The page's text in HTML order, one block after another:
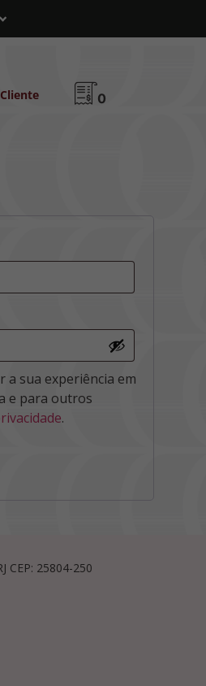
0
a sua experiência em
e para outros
.
CEP: 25804-250